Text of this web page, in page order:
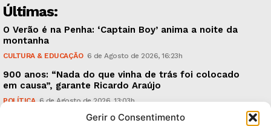
Gerir o Consentimento
Últimas:
O Verão é na Penha: ‘Captain Boy’ anima a noite da
montanha
CULTURA & EDUCAÇÃO 6 de Agosto de 2026, 16:23h
900 anos: “Nada do que vinha de trás foi colocado
em causa”, garante Ricardo Araújo
POLÍTICA 6 de Agosto de 2026, 13:03h
Fraude dada como provada, arguidos livres. Como?